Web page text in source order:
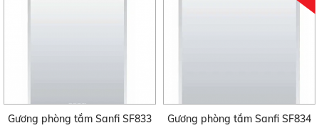
Gương phòng tắm Sanfi SF833 Gương phòng tắm Sanfi SF834